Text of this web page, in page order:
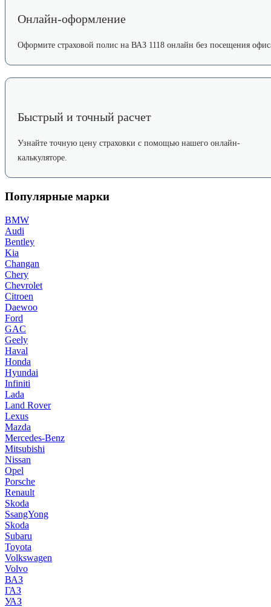
Онлайн-оформление
Оформите страховой полис на ВАЗ 1118 онлайн без посещения
Быстрый и точный расчет
Узнайте точную цену страховки с помощью нашего онлайн-
калькуляторе.
Популярные марки
BMW
Audi
Bentley
Kia
Changan
Chery
Chevrolet
Citroen
Daewoo
Ford
GAC
Geely
Haval
Honda
Hyundai
Infiniti
Lada
Land Rover
Lexus
Mazda
Mercedes-Benz
Mitsubishi
Nissan
Opel
Porsche
Renault
Skoda
SsangYong
Skoda
Subaru
Toyota
Volkswagen
Volvo
ВАЗ
ГАЗ
УАЗ